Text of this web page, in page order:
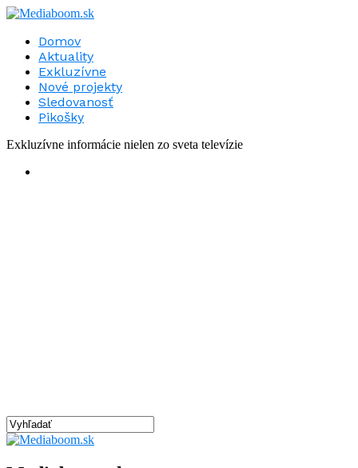
Domov
Aktuality
Exkluzívne
Nové projekty
Sledovanosť
Pikošky
Exkluzívne informácie nielen zo sveta televízie